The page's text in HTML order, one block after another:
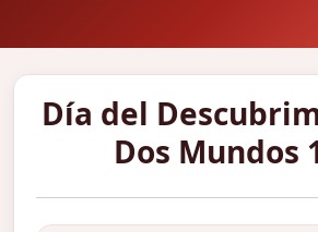
Día del
Dos Mundos